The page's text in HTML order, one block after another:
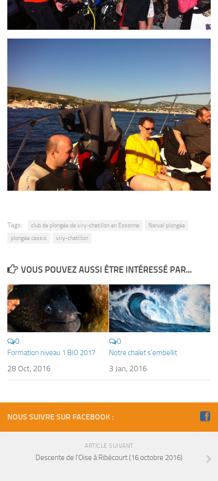
Tags: club de plongée de viry-chatillon en Essonne
Narval plongée
plongée cassis
viry-chatillon
VOUS POUVEZ AUSSI ÊTRE INTÉRESSÉ PAR...
0
Formation niveau 1 BIO 2017
28 Oct, 2016
0
Notre chalet s’embellit
3 Jan, 2016
NOUS SUIVRE SUR FACEBOOK :
ARTICLE SUIVANT
Descente de l’Oise à Ribécourt (16 octobre 2016)